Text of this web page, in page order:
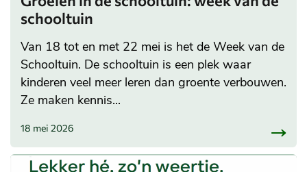
schooltuin
Van 18 tot en met 22 mei is het de Week van de
Schooltuin. De schooltuin is een plek waar
kinderen veel meer leren dan groente verbouwen.
Ze maken kennis...
18 mei 2026